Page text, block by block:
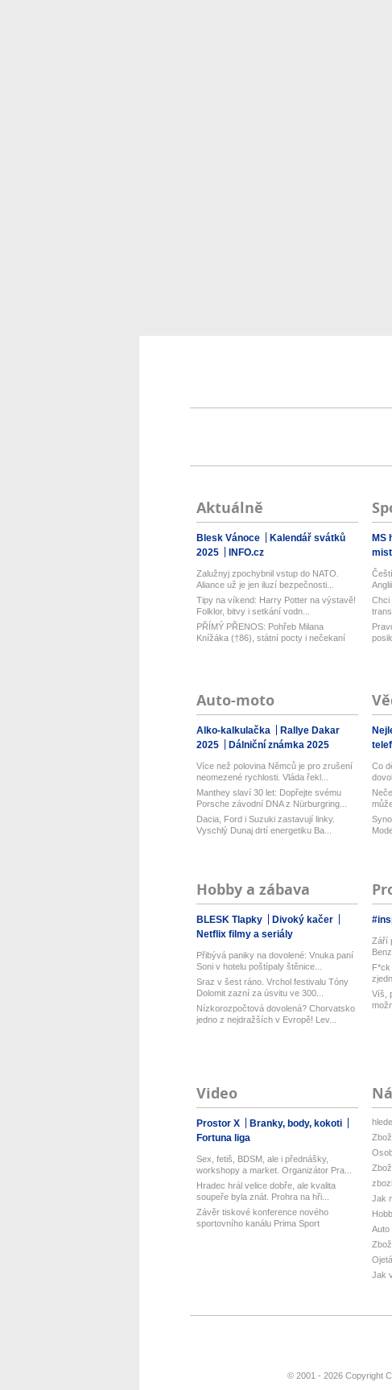
Aktuálně
Blesk Vánoce
Kalendář svátků
2025
INFO.cz
Zalužnyj zpochybnil vstup do NATO.
Aliance už je jen iluzí bezpečnosti...
Tipy na víkend: Harry Potter na výstavě!
Folklor, bitvy i setkání vodn...
PŘÍMÝ PŘENOS: Pohřeb Milana
Knížáka (†86), státní pocty i nečekaní
MS
Chci
Auto-moto
Alko-kalkulačka
Rallye Dakar
2025
Dálniční známka 2025
Více než polovina Němců je pro zrušení
neomezené rychlosti. Vláda řekl...
Manthey slaví 30 let: Dopřejte svému
Porsche závodní DNA z Nürburgring...
Dacia, Ford i Suzuki zastavují linky.
Vyschlý Dunaj drtí energetiku Ba...
Co
Hobby a zábava
BLESK Tlapky
Divoký kačer
Netflix filmy a seriály
Přibývá paniky na dovolené: Vnuka paní
Soni v hotelu poštípaly štěnice...
Sraz v šest ráno. Vrchol festivalu Tóny
Dolomit zazní za úsvitu ve 300...
Nízkorozpočtová dovolená? Chorvatsko
jedno z nejdražších v Evropě! Lev...
Září
F*ck
Víš,
Video
Prostor X
Branky, body, kokoti
Fortuna liga
Sex, fetiš, BDSM, ale i přednášky,
workshopy a market. Organizátor Pra...
Hradec hrál velice dobře, ale kvalita
soupeře byla znát. Prohra na hři...
Závěr tiskové konference nového
sportovního kanálu Prima Sport
Jak
Auto
Jak
© 2001 - 2026 Copyright